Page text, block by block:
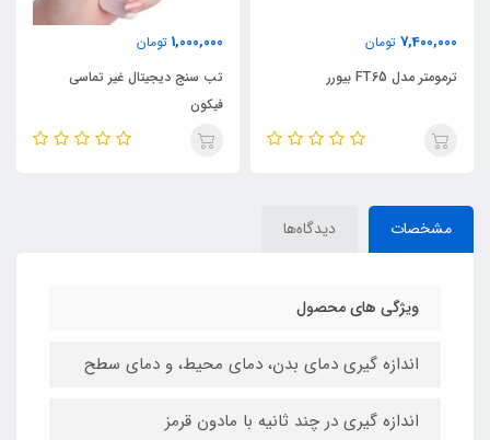
7,400,000 تومان
ترمومتر مدل FT65 بیورر
1,000,000 تومان
تب سنج دیجیتال غیر تماسی
فیکون
مشخصات دیدگاه‌ها
ویژگی های محصول
اندازه گیری دمای بدن، دمای محیط، و دمای سطح
اندازه گیری در چند ثانیه با مادون قرمز